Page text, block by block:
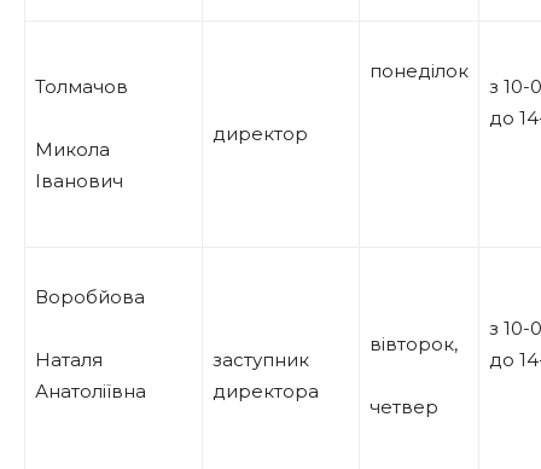
Толмачов
Микола
Іванович
директор
понеділок
з 10-
до
Воробйова
Наталя
Анатоліївна
заступник
директора
вівторок,
четвер
з 10-
до